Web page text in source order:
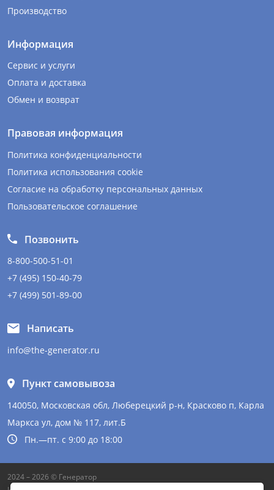
Производство
Информация
Сервис и услуги
Оплата и доставка
Обмен и возврат
Правовая информация
Политика конфиденциальности
Политика использования cookie
Согласие на обработку персональных данных
Пользовательское соглашение
Позвонить
8-800-500-51-01
+7 (495) 150-40-79
+7 (499) 501-89-00
Написать
info@the-generator.ru
Пункт самовывоза
140050, Московская обл, Люберецкий р-н, Красково п, Карла
Маркса ул, дом № 117, лит.Б
Пн.—пт. с 9:00 до 18:00
2024 – 2026 © Генератор